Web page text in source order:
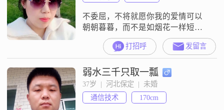
不委屈，不将就愿你我的爱情可以
朝朝暮暮，而不是如烟花一样短暂
而华丽，
打招呼 发留言
弱水三千只取一瓢
37岁  |  河北保定  |  未婚
通信技术
170cm